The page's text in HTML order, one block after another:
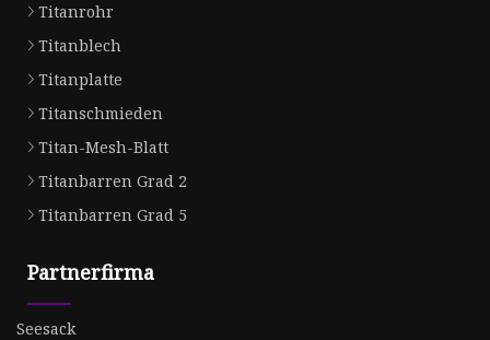
Titanrohr
Titanblech
Titanplatte
Titanschmieden
Titan-Mesh-Blatt
Titanbarren Grad 2
Titanbarren Grad 5
Partnerfirma
Seesack